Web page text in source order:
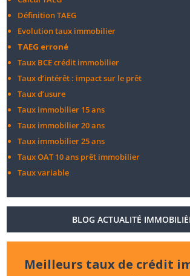
Définition TAEG
Evolution taux immobilier
TAEG erroné
Taux BCE crédit immobilier
Taux d’intérêt : impact sur le prêt
Taux d’usure
Taux immobilier 15 ans
Taux immobilier 20 ans
Taux immobilier 25 ans
Taux OAT 10 ans prêt immobilier
Taux variable
BLOG ACTUALITÉ
Meilleurs taux de crédit